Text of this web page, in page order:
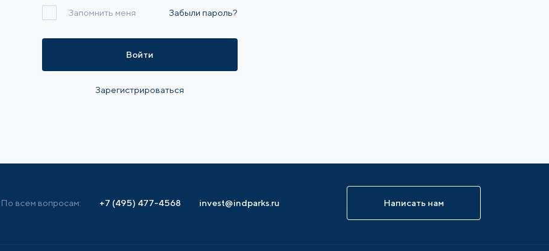
Запомнить меня Забыли пароль?
Войти
Зарегистрироваться
По всем вопросам: +7 (495) 477-4568 invest@indparks.ru Написать нам